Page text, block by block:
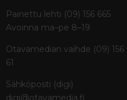
Painettu lehti (09) 156 665
Avoinna ma–pe 8–19
Otavamedian vaihde (09) 156
61
Sähköposti (digi)
digi@otavamedia.fi